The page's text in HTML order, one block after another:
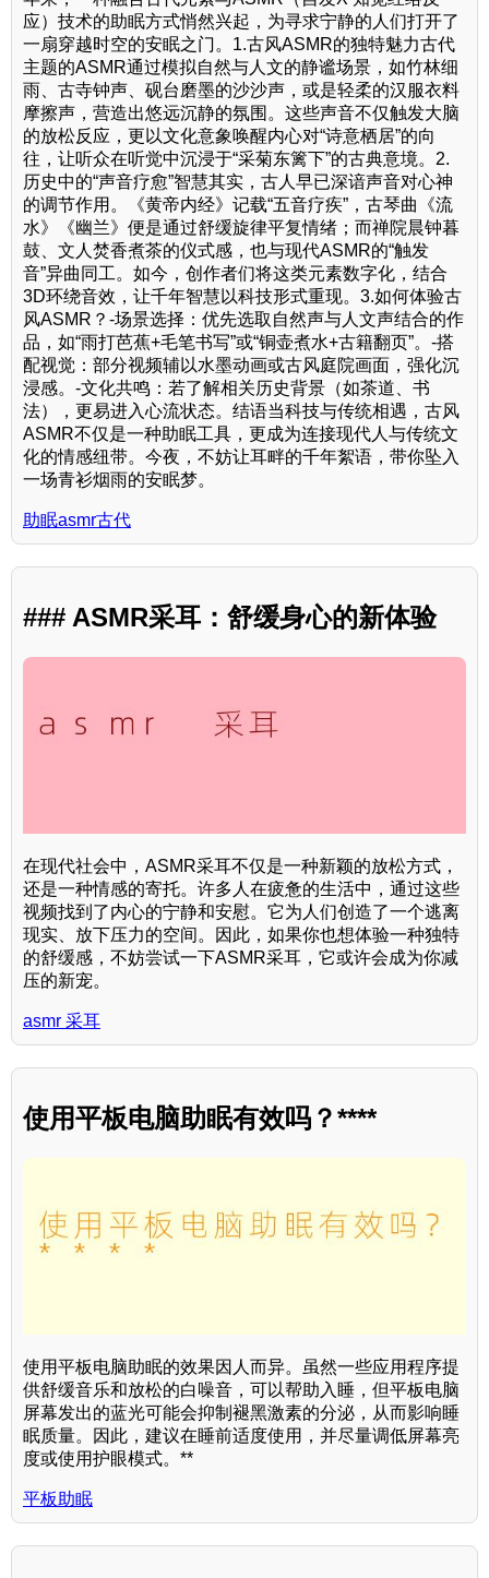
应）技术的助眠方式悄然兴起，为寻求宁静的人们打开了
一扇穿越时空的安眠之门。1.古风ASMR的独特魅力古代
主题的ASMR通过模拟自然与人文的静谧场景，如竹林细
雨、古寺钟声、砚台磨墨的沙沙声，或是轻柔的汉服衣料
摩擦声，营造出悠远沉静的氛围。这些声音不仅触发大脑
的放松反应，更以文化意象唤醒内心对“诗意栖居”的向
往，让听众在听觉中沉浸于“采菊东篱下”的古典意境。2.
历史中的“声音疗愈”智慧其实，古人早已深谙声音对心神
的调节作用。《黄帝内经》记载“五音疗疾”，古琴曲《流
水》《幽兰》便是通过舒缓旋律平复情绪；而禅院晨钟暮
鼓、文人焚香煮茶的仪式感，也与现代ASMR的“触发
音”异曲同工。如今，创作者们将这类元素数字化，结合
3D环绕音效，让千年智慧以科技形式重现。3.如何体验古
风ASMR？-场景选择：优先选取自然声与人文声结合的作
品，如“雨打芭蕉+毛笔书写”或“铜壶煮水+古籍翻页”。-搭
配视觉：部分视频辅以水墨动画或古风庭院画面，强化沉
浸感。-文化共鸣：若了解相关历史背景（如茶道、书
法），更易进入心流状态。结语当科技与传统相遇，古风
ASMR不仅是一种助眠工具，更成为连接现代人与传统文
化的情感纽带。今夜，不妨让耳畔的千年絮语，带你坠入
一场青衫烟雨的安眠梦。
助眠asmr古代
### ASMR采耳：舒缓身心的新体验
在现代社会中，ASMR采耳不仅是一种新颖的放松方式，
还是一种情感的寄托。许多人在疲惫的生活中，通过这些
视频找到了内心的宁静和安慰。它为人们创造了一个逃离
现实、放下压力的空间。因此，如果你也想体验一种独特
的舒缓感，不妨尝试一下ASMR采耳，它或许会成为你减
压的新宠。
asmr 采耳
使用平板电脑助眠有效吗？****
使用平板电脑助眠的效果因人而异。虽然一些应用程序提
供舒缓音乐和放松的白噪音，可以帮助入睡，但平板电脑
屏幕发出的蓝光可能会抑制褪黑激素的分泌，从而影响睡
眠质量。因此，建议在睡前适度使用，并尽量调低屏幕亮
度或使用护眼模式。**
平板助眠